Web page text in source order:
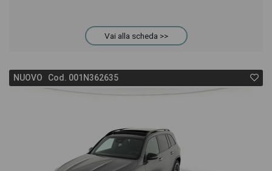
Vai alla scheda >>
NUOVO Cod. 001N362635